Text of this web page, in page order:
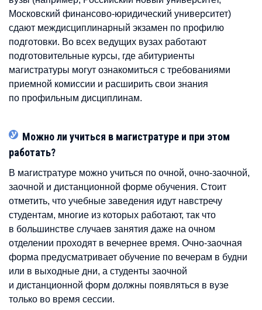
Московский финансово-юридический университет)
сдают междисциплинарный экзамен по профилю
подготовки. Во всех ведущих вузах работают
подготовительные курсы, где абитуриенты
магистратуры могут ознакомиться с требованиями
приемной комиссии и расширить свои знания
по профильным дисциплинам.
Можно ли учиться в магистратуре и при этом
работать?
В магистратуре можно учиться по очной, очно-заочной,
заочной и дистанционной форме обучения. Стоит
отметить, что учебные заведения идут навстречу
студентам, многие из которых работают, так что
в большинстве случаев занятия даже на очном
отделении проходят в вечернее время. Очно-заочная
форма предусматривает обучение по вечерам в будни
или в выходные дни, а студенты заочной
и дистанционной форм должны появляться в вузе
только во время сессии.